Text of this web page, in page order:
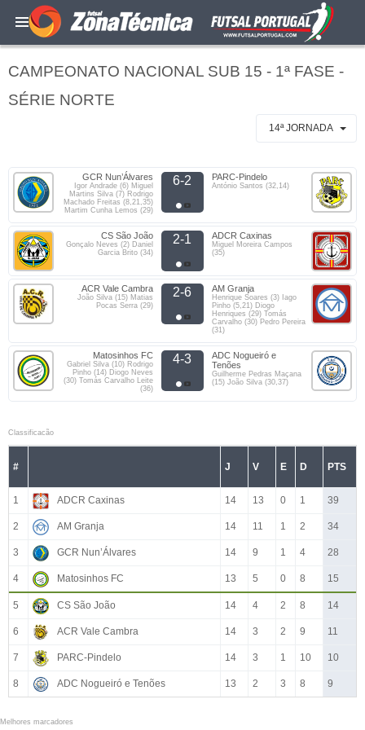
CAMPEONATO NACIONAL SUB 15 - 1ª FASE -
SÉRIE NORTE
14ª JORNADA
GCR Nun’Álvares
Igor Andrade (6) Miguel
Martins Silva (7) Rodrigo
Machado Freitas (8,21,35)
Martim Cunha Lemos (29)
6-2 PARC-Pindelo
António Santos (32,14)
CS São João
Gonçalo Neves (2) Daniel
Garcia Brito (34)
2-1 ADCR Caxinas
Miguel Moreira Campos
(35)
ACR Vale Cambra
João Silva (15) Matias
Pocas Serra (29)
2-6 AM Granja
Henrique Soares (3) Iago
Pinho (5,21) Diogo
Henriques (29) Tomás
Carvalho (30) Pedro Pereira
(31)
Matosinhos FC
Gabriel Silva (10) Rodrigo
Pinho (14) Diogo Neves
(30) Tomás Carvalho Leite
(36)
4-3
ADC Nogueiró e
Tenões
Guilherme Pedras Maçana
(15) João Silva (30,37)
Classificacão
# J V E D PTS
1 ADCR Caxinas 14 13 0 1 39
2 AM Granja 14 11 1 2 34
3 GCR Nun’Álvares 14 9 1 4 28
4 Matosinhos FC 13 5 0 8 15
5 CS São João 14 4 2 8 14
6 ACR Vale Cambra 14 3 2 9 11
7 PARC-Pindelo 14 3 1 10 10
8 ADC Nogueiró e Tenões 13 2 3 8 9
Melhores marcadores